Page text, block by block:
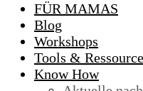
FÜR MAMAS
Blog
Workshops
Tools &
Know How